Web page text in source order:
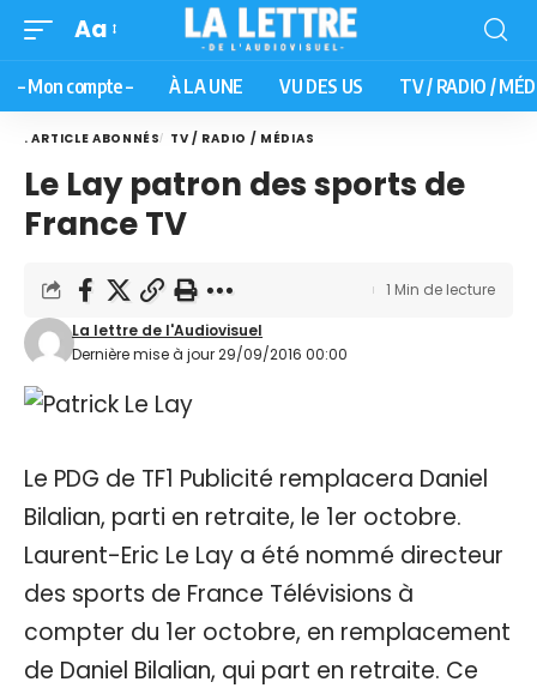
Aa
– Mon compte – À LA UNE VU DES US TV / RADIO /
. ARTICLE ABONNÉS TV / RADIO / MÉDIAS
Le Lay patron des sports de
France TV
Dernière mise à jour 29/09/2016 00:00
La lettre de l'Audiovisuel
1 Min de lecture
Le PDG de TF1 Publicité remplacera Daniel
Bilalian, parti en retraite, le 1er octobre.
Laurent-Eric Le Lay a été nommé directeur
des sports de France Télévisions à
compter du 1er octobre, en remplacement
de Daniel Bilalian, qui part en retraite. Ce